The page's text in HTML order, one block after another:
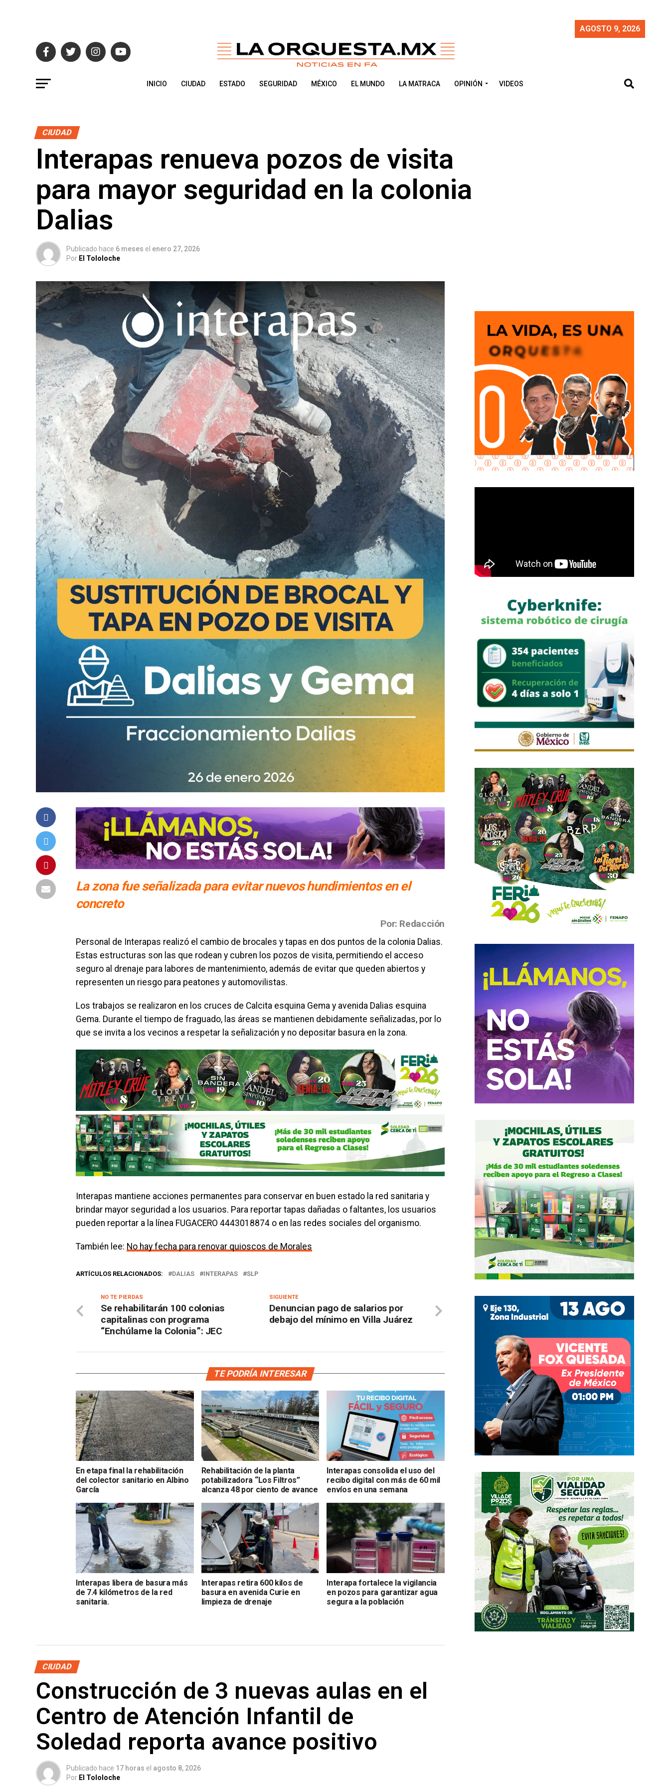
AGOSTO 9, 2026
INICIO CIUDAD ESTADO SEGURIDAD MÉXICO EL MUNDO LA MATRACA OPINIÓN VIDEOS
CIUDAD
Interapas renueva pozos de visita
para mayor seguridad en la colonia
Dalias
Publicado hace 6 meses el enero 27, 2026
Por El Tololoche
La zona fue señalizada para evitar nuevos hundimientos en el
concreto
Por: Redacción
Personal de Interapas realizó el cambio de brocales y tapas en dos puntos de la colonia Dalias.
Estas estructuras son las que rodean y cubren los pozos de visita, permitiendo el acceso
seguro al drenaje para labores de mantenimiento, además de evitar que queden abiertos y
representen un riesgo para peatones y automovilistas.
Los trabajos se realizaron en los cruces de Calcita esquina Gema y avenida Dalias esquina
Gema. Durante el tiempo de fraguado, las áreas se mantienen debidamente señalizadas, por lo
que se invita a los vecinos a respetar la señalización y no depositar basura en la zona.
Interapas mantiene acciones permanentes para conservar en buen estado la red sanitaria y
brindar mayor seguridad a los usuarios. Para reportar tapas dañadas o faltantes, los usuarios
pueden reportar a la línea FUGACERO 4443018874 o en las redes sociales del organismo.
También lee: No hay fecha para renovar quioscos de Morales
ARTÍCULOS RELACIONADOS: DALIAS INTERAPAS SLP
SIGUIENTE
Denuncian pago de salarios por
debajo del mínimo en Villa Juárez
NO TE PIERDAS
Se rehabilitarán 100 colonias
capitalinas con programa
“Enchúlame la Colonia”: JEC
TE PODRÍA INTERESAR
En etapa final la rehabilitación
del colector sanitario en Albino
García
Rehabilitación de la planta
potabilizadora “Los Filtros”
alcanza 48 por ciento de avance
Interapas consolida el uso del
recibo digital con más de 60 mil
envíos en una semana
Interapas libera de basura más
de 7.4 kilómetros de la red
sanitaria.
Interapas retira 600 kilos de
basura en avenida Curie en
limpieza de drenaje
Interapa fortalece la vigilancia
en pozos para garantizar agua
segura a la población
CIUDAD
Construcción de 3 nuevas aulas en el
Centro de Atención Infantil de
Soledad reporta avance positivo
Publicado hace 17 horas el agosto 8, 2026
Por El Tololoche